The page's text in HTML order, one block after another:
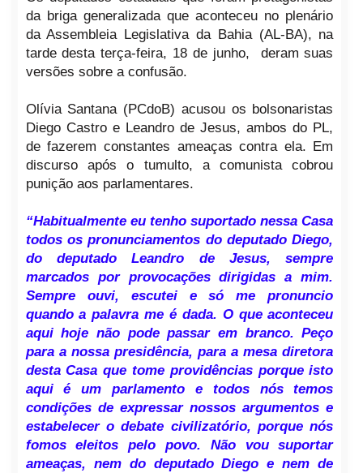
da briga generalizada que aconteceu no plenário
da Assembleia Legislativa da Bahia (AL-BA), na
tarde desta terça-feira, 18 de junho, deram suas
versões sobre a confusão.
Olívia Santana (PCdoB) acusou os bolsonaristas
Diego Castro e Leandro de Jesus, ambos do PL,
de fazerem constantes ameaças contra ela. Em
discurso após o tumulto, a comunista cobrou
punição aos parlamentares.
“Habitualmente eu tenho suportado nessa Casa
todos os pronunciamentos do deputado Diego,
do deputado Leandro de Jesus, sempre
marcados por provocações dirigidas a mim.
Sempre ouvi, escutei e só me pronuncio
quando a palavra me é dada. O que aconteceu
aqui hoje não pode passar em branco. Peço
para a nossa presidência, para a mesa diretora
desta Casa que tome providências porque isto
aqui é um parlamento e todos nós temos
condições de expressar nossos argumentos e
estabelecer o debate civilizatório, porque nós
fomos eleitos pelo povo. Não vou suportar
ameaças, nem do deputado Diego e nem de